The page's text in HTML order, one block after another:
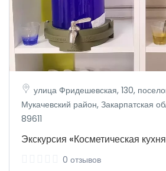
улица Фридешевская, 130,
Мукачевский район, Закарпатская
89611
Экскурсия «Косметическая
0 отзывов